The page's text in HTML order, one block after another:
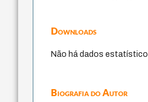
Downloads
Não há dados
Biografia do Autor